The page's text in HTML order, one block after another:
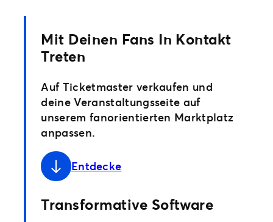
Mit Deinen Fans In Kontakt
Treten
Auf Ticketmaster verkaufen und
deine Veranstaltungsseite auf
unserem fanorientierten Marktplatz
anpassen.
Entdecke
Transformative Software